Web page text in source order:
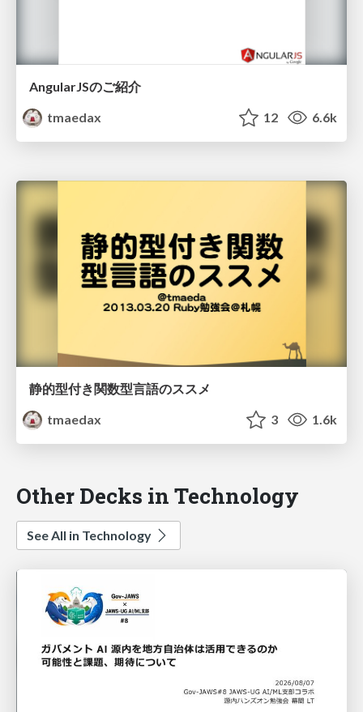
AngularJSのご紹介
tmaedax
12 6.6k
静的型付き関数型言語のススメ
tmaedax
3 1.6k
Other Decks in Technology
See All in Technology